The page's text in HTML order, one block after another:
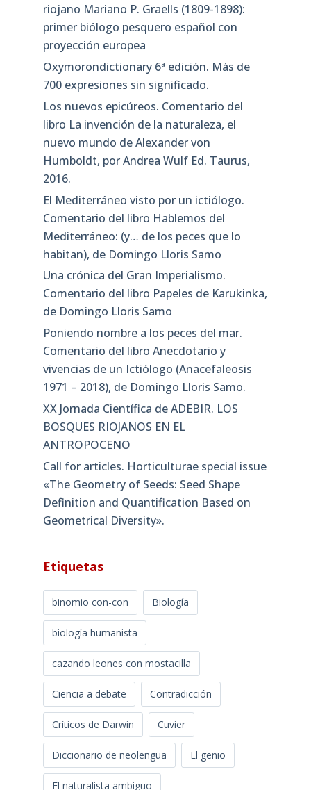
riojano Mariano P. Graells (1809-1898):
primer biólogo pesquero español con
proyección europea
Oxymorondictionary 6ª edición. Más de
700 expresiones sin significado.
Los nuevos epicúreos. Comentario del
libro La invención de la naturaleza, el
nuevo mundo de Alexander von
Humboldt, por Andrea Wulf Ed. Taurus,
2016.
El Mediterráneo visto por un ictiólogo.
Comentario del libro Hablemos del
Mediterráneo: (y… de los peces que lo
habitan), de Domingo Lloris Samo
Una crónica del Gran Imperialismo.
Comentario del libro Papeles de Karukinka,
de Domingo Lloris Samo
Poniendo nombre a los peces del mar.
Comentario del libro Anecdotario y
vivencias de un Ictiólogo (Anacefaleosis
1971 – 2018), de Domingo Lloris Samo.
XX Jornada Científica de ADEBIR. LOS
BOSQUES RIOJANOS EN EL
ANTROPOCENO
Call for articles. Horticulturae special issue
«The Geometry of Seeds: Seed Shape
Definition and Quantification Based on
Geometrical Diversity»​.
Etiquetas
binomio con-con Biología
biología humanista
cazando leones con mostacilla
Ciencia a debate Contradicción
Críticos de Darwin Cuvier
Diccionario de neolengua El genio
El naturalista ambiguo